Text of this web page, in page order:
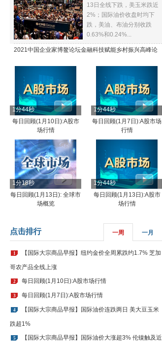
13日全线下跌，美玉米跌近
2%；国际油价收盘时均下
跌，美油、布油分别收跌
0.63%和0.24%...
2021中国企业家博鳌论坛金融科技赋能乡村振兴高峰论
1分44秒
每日回顾(1月10日):A股市
场行情
1分44秒
每日回顾(1月7日):A股市场
行情
1分18秒
每日回顾(1月13日): 全球市
场概览
1分44秒
每日回顾(1月13日):A股市
场行情
点击排行 一周 一月
1 【国际大宗商品早报】纽约金价全周累跌约1.7% 芝加
哥农产品全线上涨
2 每日回顾(1月10日):A股市场行情
3 每日回顾(1月7日):A股市场行情
4 【国际大宗商品早报】国际油价连跌两日 美大豆玉米
跌超1%
5 【国际大宗商品早报】国际油价大涨超3% 伦镍触及近